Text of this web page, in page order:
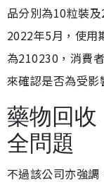
品分別為10粒裝
2022年5月，使用
為210230，消費
來確認是否為受影
藥物回收
全問題
不過該公司亦強